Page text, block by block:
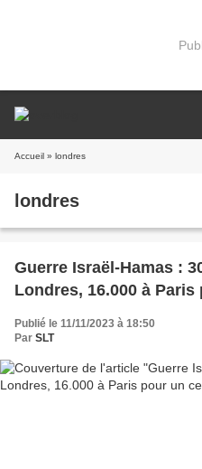
Accueil » londres
londres
Guerre Israël-Hamas :
Londres, 16.000 à
Publié le 11/11/2023 à 18:50
Par SLT